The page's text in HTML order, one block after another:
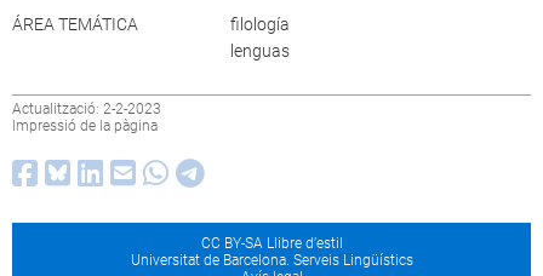
ÁREA TEMÁTICA
filología
lenguas
Actualització: 2-2-2023
Impressió de la pàgina
CC BY-SA Llibre d’estil
Universitat de Barcelona. Serveis Lingüístics